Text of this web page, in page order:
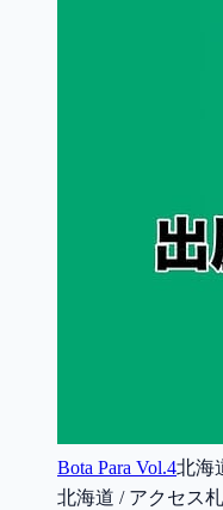
Bota Para Vol.4北海
北海道 / アクセス